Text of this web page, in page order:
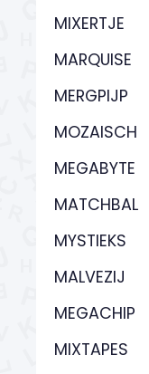
MIXERTJE
MARQUISE
MERGPIJP
MOZAISCH
MEGABYTE
MATCHBAL
MYSTIEKS
MALVEZIJ
MEGACHIP
MIXTAPES